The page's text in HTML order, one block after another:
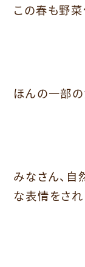
この春も野
ほんの一部
みなさん、
な表情をされ